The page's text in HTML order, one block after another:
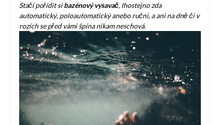
Stačí pořídit sibazénový vysavač, lhostejno zda
automatický, poloautomatický anebo ruční, a ani na dně či v
rozích se před vámi špína nikam neschová.